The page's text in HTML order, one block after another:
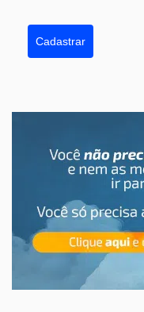
Cadastrar